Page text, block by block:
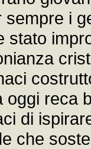
i
stato
oggi reca
di
che